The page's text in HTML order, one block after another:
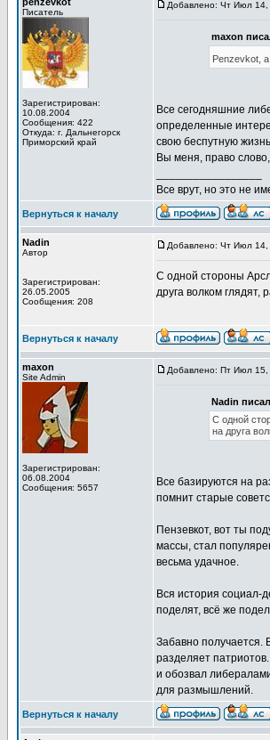
Писатель
Зарегистрирован:
10.08.2004
Сообщения: 422
Откуда: г. Дальнегорск
Приморский край
Добавлено: Чт Июл 14,
maxon
Penzevkot,
Все сегодняшние
определенные
свою беспутную
Вы меня, право
Все врут, но это не
Вернуться к началу
Nadin
Автор
Зарегистрирован:
26.05.2005
Сообщения: 208
Добавлено: Чт Июл 14,
С одной стороны
друга волком глядят,
Вернуться к началу
maxon
Site Admin
Зарегистрирован:
06.08.2004
Сообщения: 5657
Добавлено: Пт Июл 15,
Nadin
С одной
на друга
Все базируются на
помнит старые
Пензевкот, вот ты
массы, стал
весьма удачное.
Вся история социал-
поделят, всё же
Забавно получается.
разделяет
и обозвал
для размышлений.
Вернуться к началу